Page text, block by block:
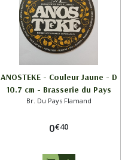
ANOSTEKE - Couleur Jaune - D
10.7 cm - Brasserie du Pays
Flamand -
Br. Du Pays Flamand
0€40